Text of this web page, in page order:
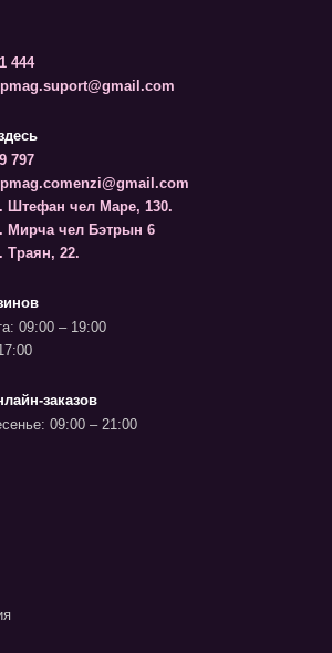
444
797
Штефан чел Маре, 130.
Мирча чел Бэтрын 6
Траян, 22.
09:00 – 19:00
заказов
09:00 – 21:00